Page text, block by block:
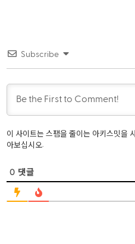
SQL
Subscribe
이 사이트는 스팸을 줄이는 아키스밋을
아보십시오
0 댓글